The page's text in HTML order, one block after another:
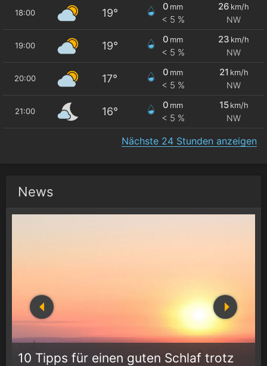
18:00 19°
0 mm
< 5 %
26 km/h
NW
19:00 19°
0 mm
< 5 %
23 km/h
NW
20:00 17°
0 mm
< 5 %
21 km/h
NW
21:00 16°
0 mm
< 5 %
15 km/h
NW
Nächste 24 Stunden anzeigen
News
10 Tipps für einen guten Schlaf trotz